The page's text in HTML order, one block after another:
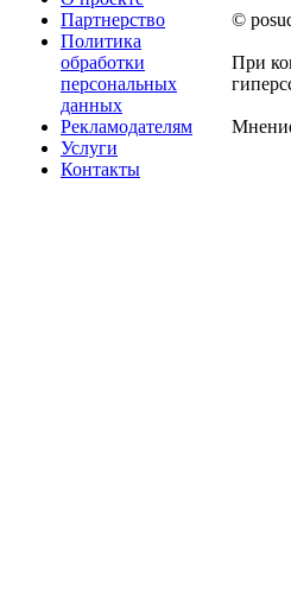
Партнерство
Политика
обработки
персональных
данных
Рекламодателям
Услуги
Контакты
©
При